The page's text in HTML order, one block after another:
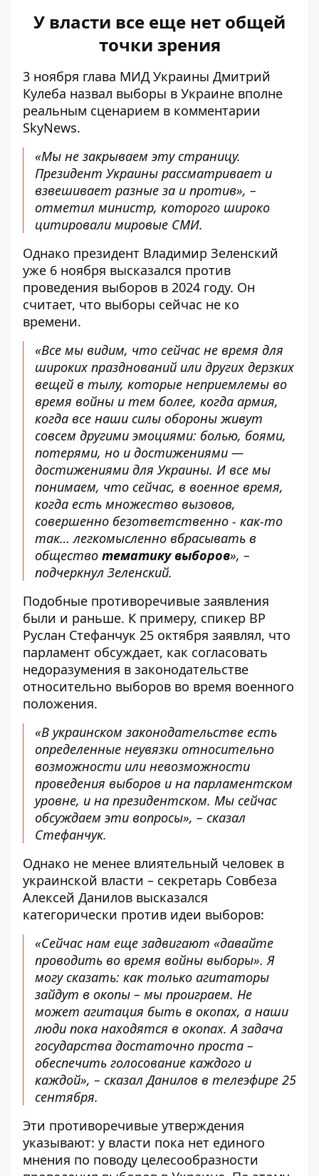
У власти все еще нет общей
точки зрения
3 ноября глава МИД Украины Дмитрий
Кулеба назвал выборы в Украине вполне
реальным сценарием в комментарии
SkyNews.
«Мы не закрываем эту страницу.
Президент Украины рассматривает и
взвешивает разные за и против», –
отметил министр, которого широко
цитировали мировые СМИ.
Однако президент Владимир Зеленский
уже 6 ноября высказался против
проведения выборов в 2024 году. Он
считает, что выборы сейчас не ко
времени.
«Все мы видим, что сейчас не время для
широких празднований или других дерзких
вещей в тылу, которые неприемлемы во
время войны и тем более, когда армия,
когда все наши силы обороны живут
совсем другими эмоциями: болью, боями,
потерями, но и достижениями —
достижениями для Украины. И все мы
понимаем, что сейчас, в военное время,
когда есть множество вызовов,
совершенно безответственно - как-то
так… легкомысленно вбрасывать в
общество тематикувыборов», –
подчеркнул Зеленский.
Подобные противоречивые заявления
были и раньше. К примеру, спикер ВР
Руслан Стефанчук 25 октября заявлял, что
парламент обсуждает, как согласовать
недоразумения в законодательстве
относительно выборов во время военного
положения.
«В украинском законодательстве есть
определенные неувязки относительно
возможности или невозможности
проведения выборов и на парламентском
уровне, и на президентском. Мы сейчас
обсуждаем эти вопросы», – сказал
Стефанчук.
Однако не менее влиятельный человек в
украинской власти – секретарь Совбеза
Алексей Данилов высказался
категорически против идеи выборов:
«Сейчас нам еще задвигают «давайте
проводить во время войны выборы». Я
могу сказать: как только агитаторы
зайдут в окопы – мы проиграем. Не
может агитация быть в окопах, а наши
люди пока находятся в окопах. А задача
государства достаточно проста –
обеспечить голосование каждого и
каждой», – сказал Данилов в телеэфире 25
сентября.
Эти противоречивые утверждения
указывают: у власти пока нет единого
мнения по поводу целесообразности